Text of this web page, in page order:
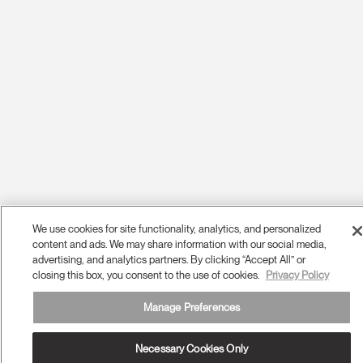
We use cookies for site functionality, analytics, and personalized
content and ads. We may share information with our social media,
advertising, and analytics partners. By clicking “Accept All” or
closing this box, you consent to the use of cookies.
Privacy Policy
Manage Preferences
Necessary Cookies Only